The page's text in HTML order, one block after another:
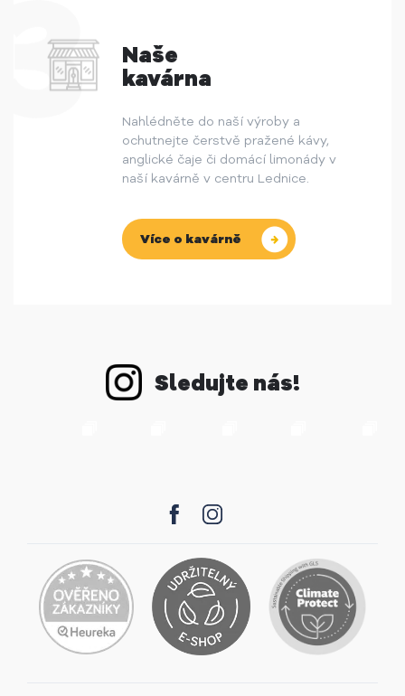
Naše
kavárna
Nahlédněte do naší výroby a
ochutnejte čerstvě pražené kávy,
anglické čaje či domácí limonády v
naší kavárně v centru Lednice.
Více o kavárně
Sledujte nás!